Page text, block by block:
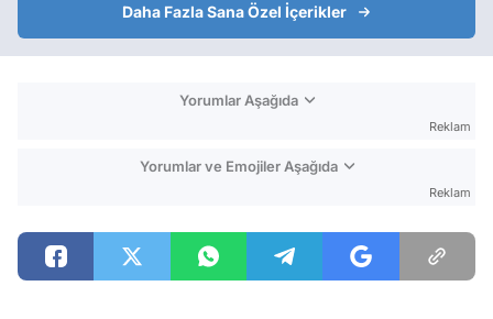
Daha Fazla Sana Özel İçerikler
Yorumlar Aşağıda
Reklam
Yorumlar ve Emojiler Aşağıda
Reklam